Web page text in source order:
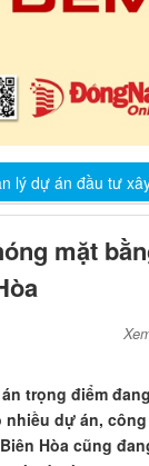
lý dự án đầu tư
mặt
trọng điểm
dự án,
Hòa cũng